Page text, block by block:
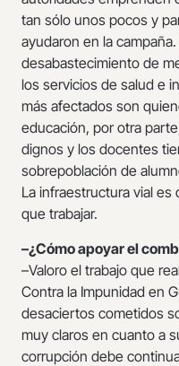
tan sólo unos pocos y
ayudaron en la
desabastecimiento de
los servicios de salud e
más afectados son
educación, por otra
dignos y los docentes
sobrepoblación de
La infraestructura vial
que trabajar.
–¿Cómo apoyar el
–Valoro el trabajo que
Contra la Impunidad en
desaciertos cometidos
muy claros en cuanto a
corrupción debe